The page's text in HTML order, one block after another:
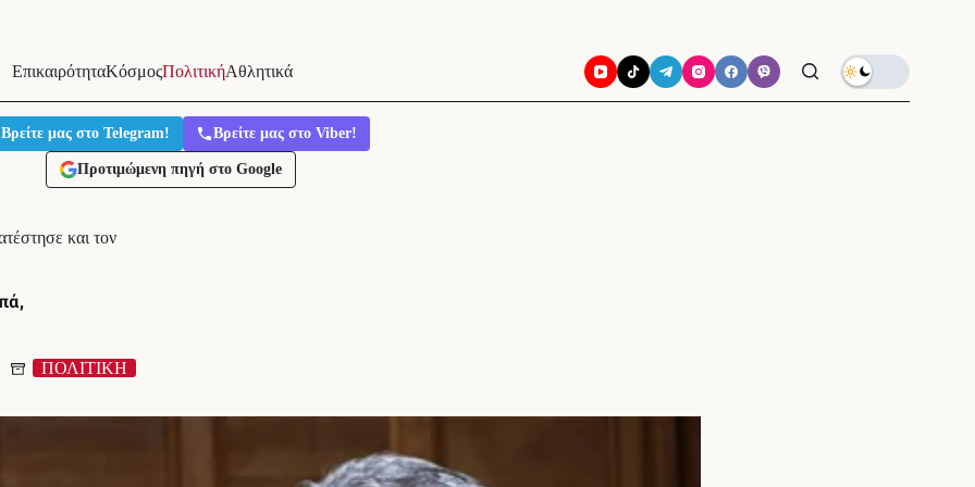
ΕπικαιρότηταΚόσμοςΠολιτικήΑθλητικά
Βρείτε μας στο Telegram! Βρείτε μας στο Viber!
Προτιμώμενη πηγή στο Google
και τον
ΠΟΛΙΤΙΚΗ